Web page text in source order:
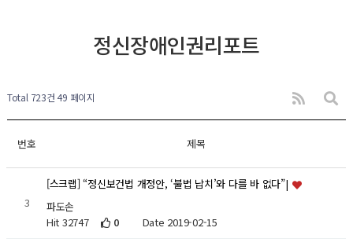
정신장애인권리포트
Total 723건 49 페이지
번호 제목
3
[스크랩] “정신보건법 개정안, ‘불법 납치’와 다를 바 없다”|
파도손
Hit 32747
0 Date 2019-02-15